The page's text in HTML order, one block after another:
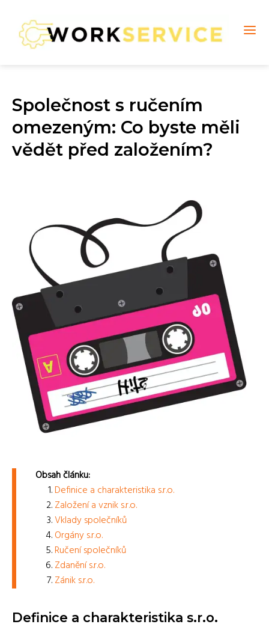
Společnost s ručením
omezeným: Co byste měli
vědět před založením?
Obsah článku:
Definice a charakteristika s.r.o.
Založení a vznik s.r.o.
Vklady společníků
Orgány s.r.o.
Ručení společníků
Zdanění s.r.o.
Zánik s.r.o.
Definice a charakteristika s.r.o.